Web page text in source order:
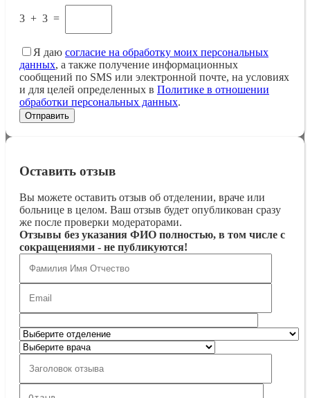
3 + 3 =
Я даю согласие на обработку моих персональных
данных, а также получение информационных
сообщений по SMS или электронной почте, на условиях
и для целей определенных в Политике в отношении
обработки персональных данных.
Оставить отзыв
Вы можете оставить отзыв об отделении, враче или
больнице в целом. Ваш отзыв будет опубликован сразу
же после проверки модераторами.
Отзывы без указания ФИО полностью, в том числе с
сокращениями - не публикуются!